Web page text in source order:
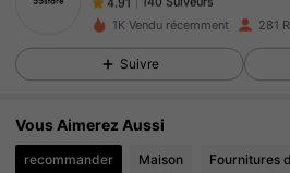
B***N
a suivi
Il y a 1 jour
4.91 140 Suiveurs
4.91
1K Vendu récemment 281
Suivre
Vous Aimerez Aussi
recommander Maison Fournitures